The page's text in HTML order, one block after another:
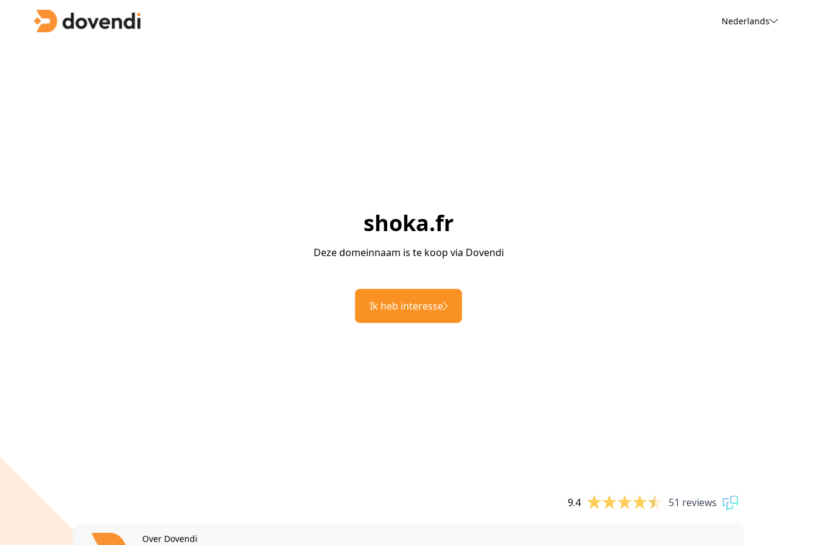
Nederlands
shoka.fr
Deze domeinnaam is te koop via Dovendi
Ik heb interesse
9.4 51 reviews
Over Dovendi